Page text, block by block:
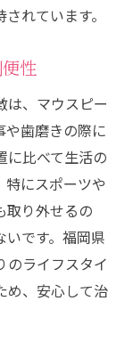
れています。
性
は、マウスピー
や歯磨きの際に
に比べて生活の
にスポーツや
取り外せるの
です。福岡県
のライフスタイ
め、安心して治